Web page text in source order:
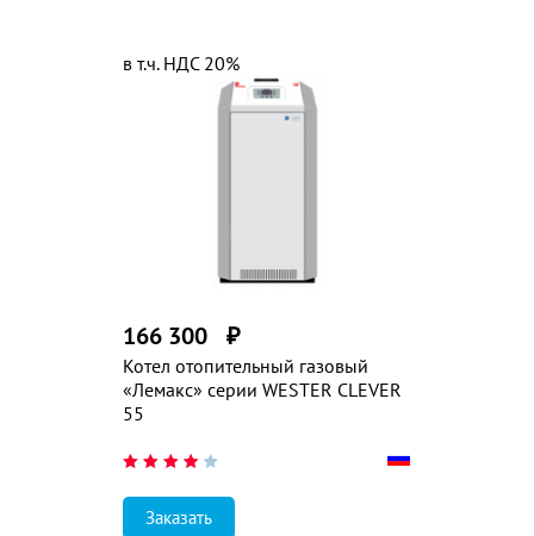
Котел отопительный газовый
«Лемакс» серии WESTER CLEVER
55
166 300 ₽
в т.ч. НДС 20%
Заказать